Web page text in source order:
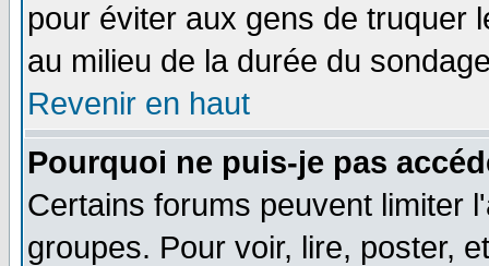
pour éviter aux gens de truquer
au milieu de la durée du
Revenir en haut
Pourquoi ne puis-je pas
Certains forums peuvent limiter
groupes. Pour voir, lire, poster,